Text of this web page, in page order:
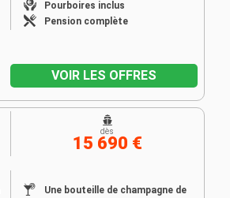
Pourboires inclus
Pension complète
VOIR LES OFFRES
Une bouteille de champagne de
dès
15 690 €